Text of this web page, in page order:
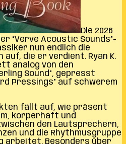
Die 2026
“Verve Acoustic Sounds”-
nun endlich die
die er verdient. Ryan K.
analog von den
Sound”, gepresst
Pressings” auf schwerem
fällt auf, wie präsent
körperhaft und
den Lautsprechern,
und die Rhythmusgruppe
arbeitet. Besonders über